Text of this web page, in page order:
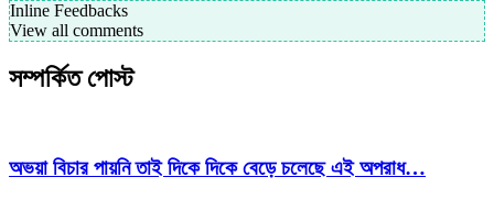
Inline Feedbacks
View all comments
সম্পর্কিত পোস্ট
অভয়া বিচার পায়নি তাই দিকে দিকে বেড়ে চলেছে এই অপরাধ…